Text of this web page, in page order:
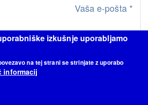
Vaša e-pošta *
Sporočilo
izkušnje uporabljamo
na tej strani se strinjate z uporabo
informacij